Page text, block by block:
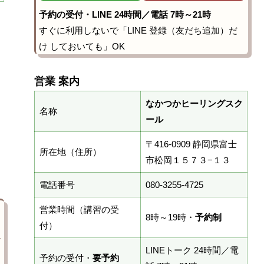
予約の受付・LINE 24時間／電話 7時～21時
すぐに利用しないで「LINE 登録（友だち追加）だ
け しておいても」OK
営業 案内
名称
なかつかヒーリングスク
ール
所在地（住所）
〒416-0909 静岡県富士
市松岡１５７３−１３
電話番号 080-3255-4725
営業時間（講習の受
付）
8時～19時・ 予約制
予約の受付・ 要予約
LINEトーク 24時間／電